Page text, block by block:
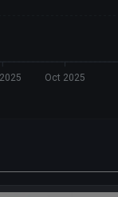
Oct 2025